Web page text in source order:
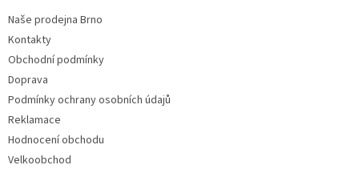
Naše prodejna Brno
Kontakty
Obchodní podmínky
Doprava
Podmínky ochrany osobních údajů
Reklamace
Hodnocení obchodu
Velkoobchod